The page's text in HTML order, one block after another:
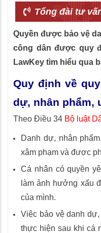
Tổng đài tư
Quyền được bảo vệ
công dân được quy
LawKey tìm hiểu qua
Quy định về
dự, nhân phẩm,
Theo Điều 34 Bộ luật
Danh dự, nhân
xâm phạm và được
Cá nhân có quyền
làm ảnh hưởng xấu
của mình.
Việc bảo vệ danh
thực hiện sau khi cá